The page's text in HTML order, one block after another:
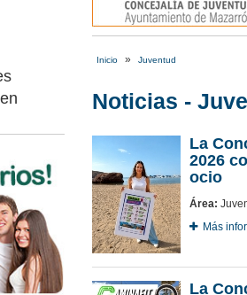
Inicio » Juventud
Noticias -
La
2026
ocio
Área:
Más
La